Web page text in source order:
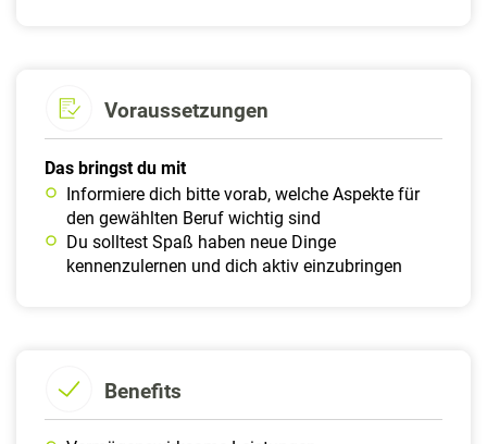
Voraussetzungen
Das bringst du mit
Informiere dich bitte vorab, welche Aspekte für
den gewählten Beruf wichtig sind
Du solltest Spaß haben neue Dinge
kennenzulernen und dich aktiv einzubringen
Benefits